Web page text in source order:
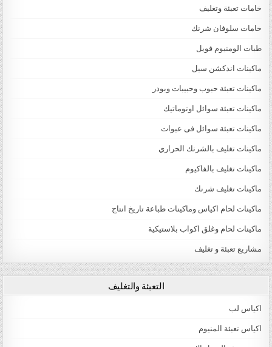
خامات تعبئة وتغليف
خامات سلوفان شرنك
طبات الومنيوم فويل
ماكينات اندكشن سيل
ماكينات تعبئة حبوب وحبيبات وبودر
ماكينات تعبئة سوائل اوتوماتيك
ماكينات تعبئة سوائل فى عبوات
ماكينات تغليف بالشرنك الحراري
ماكينات تغليف بالفاكيوم
ماكينات تغليف شرنك
ماكينات لحام اكياس وماكينات طباعة تاريخ انتاج
ماكينات لحام وغلق اكواب بلاستيكية
مشاريع تعبئة و تغليف
التعبئة والتغليف
اكياس لب
اكياس تعبئة المنيوم